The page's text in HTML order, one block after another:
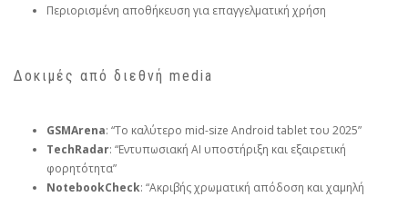
Περιορισμένη αποθήκευση για επαγγελματική χρήση
Δοκιμές από διεθνή media
GSMArena: “Το καλύτερο mid-size Android tablet του 2025”
TechRadar: “Εντυπωσιακή AI υποστήριξη και εξαιρετική
φορητότητα”
NotebookCheck: “Ακριβής χρωματική απόδοση και χαμηλή